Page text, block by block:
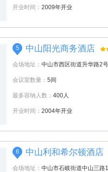
开业时间： 2009年开业
5 中山阳光商务酒店
会场地址： 中山市西区街道升华路2号
会议室数量： 5间
最多容纳人数： 400人
开业时间： 2004年开业
6 中山利和希尔顿酒店
会场地址： 中山市石岐街道中山三路